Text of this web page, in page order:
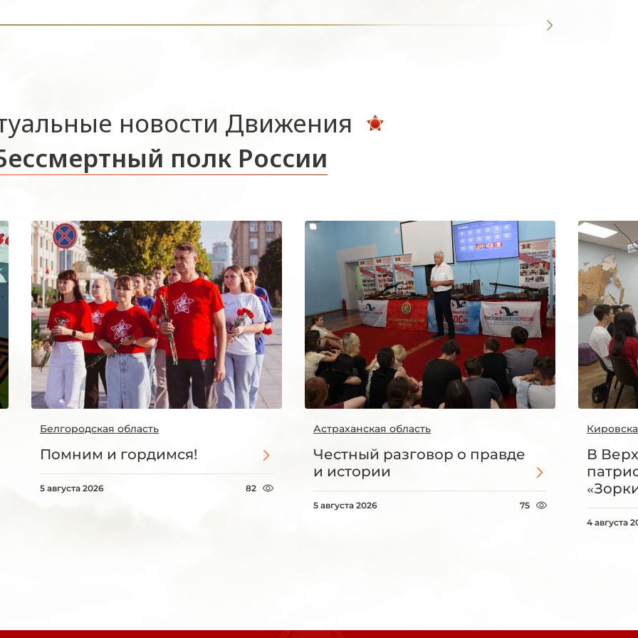
новости Движения
полк России
Белгородская область
Помним и гордимся!
5 августа 2026 82
Астраханская область
Честный разговор о правде
и истории
5 августа 2026 75
В
4 августа